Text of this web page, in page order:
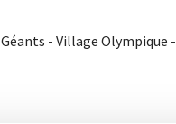
- Village Olympique -